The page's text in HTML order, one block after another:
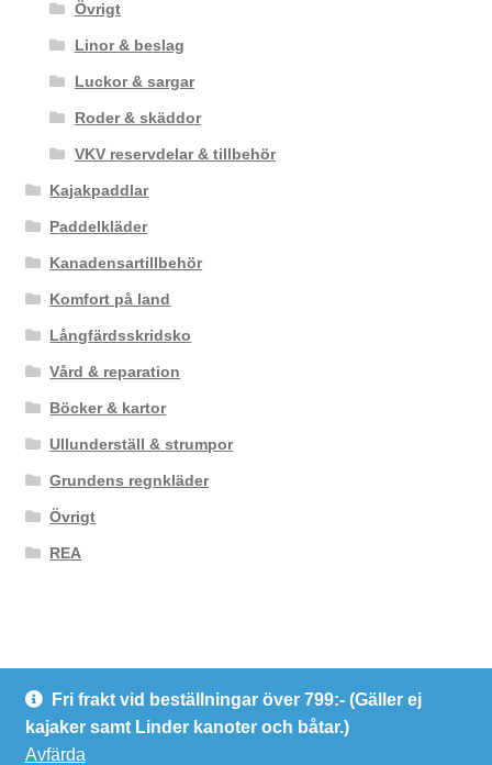
Fri frakt vid beställningar över 799:- (Gäller ej
kajaker samt Linder kanoter och båtar.)
Avfärda
Övrigt
Linor & beslag
Luckor & sargar
Roder & skäddor
VKV reservdelar & tillbehör
Kajakpaddlar
Paddelkläder
Kanadensartillbehör
Komfort på land
Långfärdsskridsko
Vård & reparation
Böcker & kartor
Ullunderställ & strumpor
Grundens regnkläder
Övrigt
REA
© Kanotcentrum Göteborg AB
Integritetspolicy